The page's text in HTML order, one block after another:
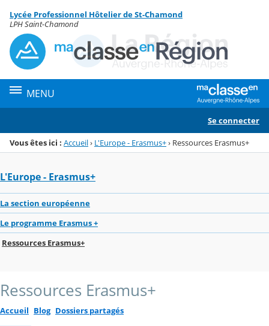
Menu de la rubrique
Contenu
Lycée Professionnel Hôtelier de St-Chamond
LPH Saint-Chamond
MENU
Se connecter
Vous êtes ici : Accueil› L'Europe - Erasmus+› Ressources Erasmus+
L'Europe - Erasmus+
La section européenne
Le programme Erasmus +
Ressources Erasmus+
Ressources Erasmus+
Accueil Blog Dossiers partagés